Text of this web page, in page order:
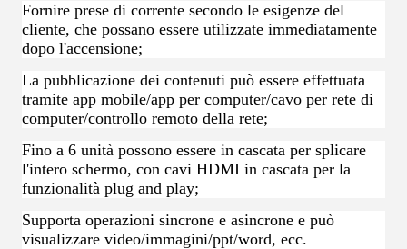
Fornire prese di corrente secondo le esigenze del
cliente, che possano essere utilizzate immediatamente
dopo l'accensione;
La pubblicazione dei contenuti può essere effettuata
tramite app mobile/app per computer/cavo per rete di
computer/controllo remoto della rete;
Fino a 6 unità possono essere in cascata per splicare
l'intero schermo, con cavi HDMI in cascata per la
funzionalità plug and play;
Supporta operazioni sincrone e asincrone e può
visualizzare video/immagini/ppt/word, ecc.